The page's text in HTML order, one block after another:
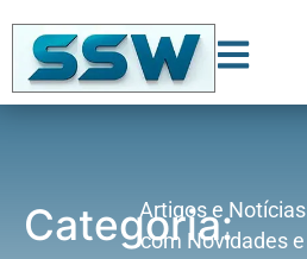
Categoria:
Artigos e Notícias
com Novidades e